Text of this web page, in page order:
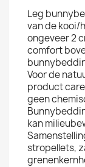
Leg
van de kooi/
ongeveer 2
comfort
Voor de
product
geen
kan
stropellets,